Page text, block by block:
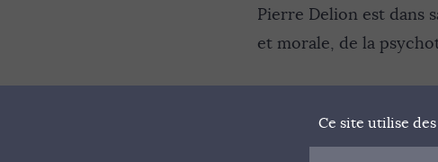
Pierre Delion est dans
et morale, de la
Ce site utilise